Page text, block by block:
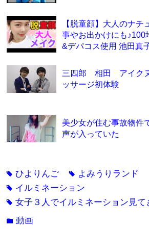
【脱童顔】大人のナ
事やお出かけにも♪100
&デパコス使用 池田真
三四郎 相田 アイク
ッサージ初体験
美少女が住む事故物件
声が入っていた
tagひよりんご tag よみうりランド
tag イルミネーション
tag女子３人でイルミネーション見て
folder動画